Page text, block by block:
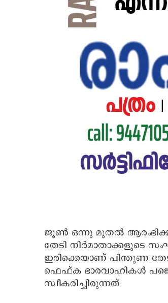
ജൂൺ ഒന്നു മുതൽ
തേടി നിർമാതാക്കളുടെ
ഇരിക്കെയാണ് പിന്തുണ
ഫെഫ്ക ഭാരവാഹികൾ
സ്വീകരിച്ചിരുന്നത്.